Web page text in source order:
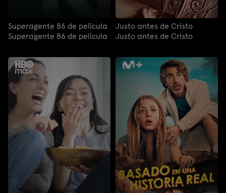
Superagente 86 de película
Superagente 86 de película
Justo antes de Cristo
Justo antes de Cristo